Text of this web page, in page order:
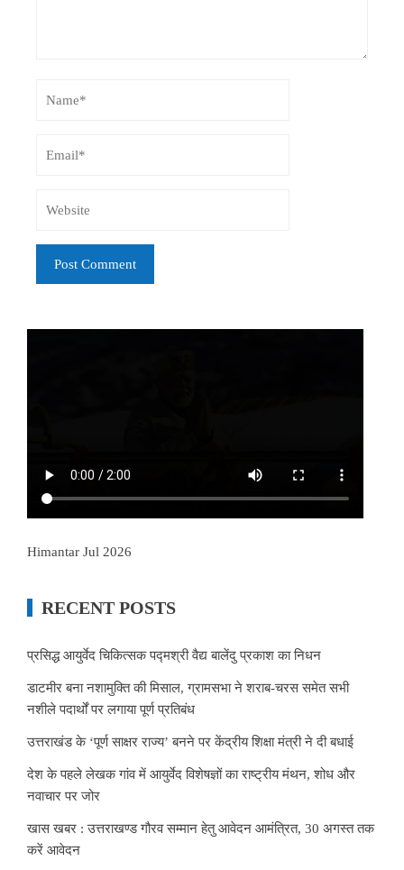
Himantar Jul 2026
RECENT POSTS
प्रसिद्ध आयुर्वेद चिकित्सक पद्मश्री वैद्य बालेंदु प्रकाश का निधन
डाटमीर बना नशामुक्ति की मिसाल, ग्रामसभा ने शराब-चरस समेत सभी
नशीले पदार्थों पर लगाया पूर्ण प्रतिबंध
उत्तराखंड के ‘पूर्ण साक्षर राज्य’ बनने पर केंद्रीय शिक्षा मंत्री ने दी बधाई
देश के पहले लेखक गांव में आयुर्वेद विशेषज्ञों का राष्ट्रीय मंथन, शोध और
नवाचार पर जोर
खास खबर : उत्तराखण्ड गौरव सम्मान हेतु आवेदन आमंत्रित, 30 अगस्त तक
करें आवेदन